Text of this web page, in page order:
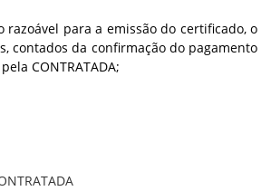
razoável para a emissão do certificado, o
contados da confirmação do pagamento
CONTRATADA;